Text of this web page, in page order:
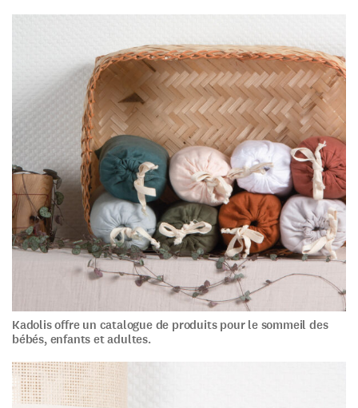
Kadolis offre un catalogue de produits pour le sommeil des
bébés, enfants et adultes.